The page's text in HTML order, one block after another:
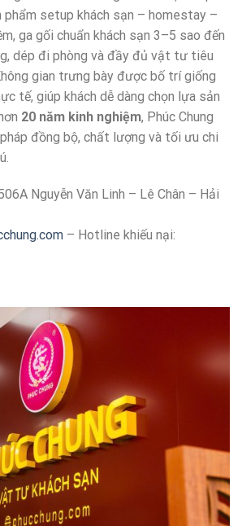
phẩm setup khách sạn – homestay –
ga gối chuẩn khách sạn 3–5 sao đến
dép đi phòng và đầy đủ vật tư tiêu
gian trưng bày được bố trí giống
tế, giúp khách dễ dàng chọn lựa sản
20 năm kinh nghiệm, Phúc Chung
đồng bộ, chất lượng và tối ưu chi
Nguyễn Văn Linh – Lê Chân – Hải
– Hotline khiếu nại: